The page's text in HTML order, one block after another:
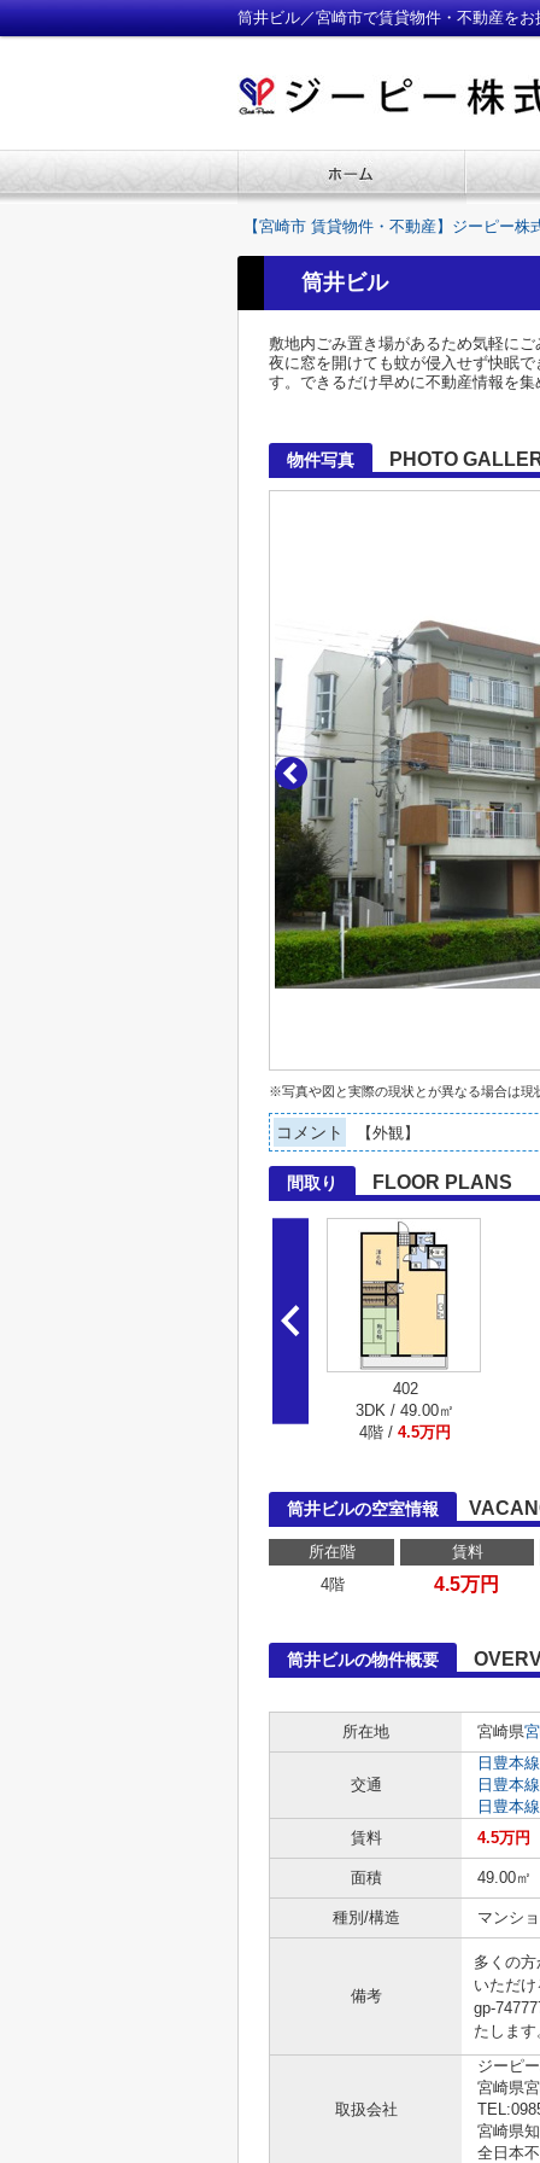
筒井ビル／宮崎市で賃貸物件・不動産を
【宮崎市 賃貸物件・不動産】ジーピー株
筒井ビル
敷地内ごみ置き場があるため気軽に
夜に窓を開けても蚊が侵入せず快眠
す。できるだけ早めに不動産情報を
物件写真 PHOTO
※写真や図と実際の現状とが異なる場合は現
コメント 【外観】
間取り FLOOR PLANS
402
3DK / 49.00㎡
4階 / 4.5万円
筒井ビルの空室情報
所在階 賃料
4階
4.5万円
筒井ビルの物件概要
所在地
宮崎県
交通
日豊本線
日豊本線
日豊本線
賃料
4.5万円
面積 49.00㎡
種別/構造 マンシ
備考
多くの
いただ
gp-
たします
取扱会社
ジーピ
宮崎県
宮崎県
全日本